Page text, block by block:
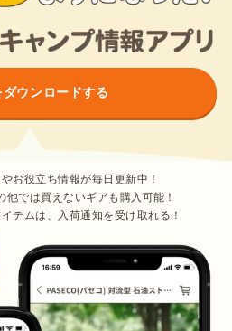
ダウンロードする
お役立ち情報が毎日更新中！
では買えないギアも購入可能！
テムは、入荷通知を受け取れる！